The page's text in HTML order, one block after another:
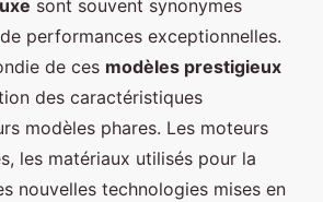
sont souvent synonymes
performances exceptionnelles.
de ces modèles prestigieux
des caractéristiques
modèles phares. Les moteurs
les matériaux utilisés pour la
nouvelles technologies mises en